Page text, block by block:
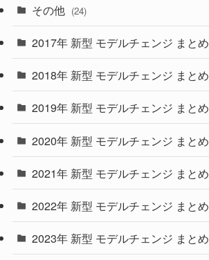
(4)
(30)
(27)
(33)
(10)
(35)
(10)
(9)
(22)
その他 (24)
2017年 新型 モデルチェンジ まとめ
2018年 新型 モデルチェンジ まとめ
2019年 新型 モデルチェンジ まとめ
2020年 新型 モデルチェンジ まとめ
2021年 新型 モデルチェンジ まとめ
2022年 新型 モデルチェンジ まとめ
2023年 新型 モデルチェンジ まとめ